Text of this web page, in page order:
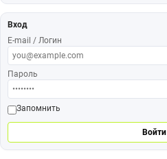
Вход
E-mail / Логин
Пароль
Запомнить
Войти